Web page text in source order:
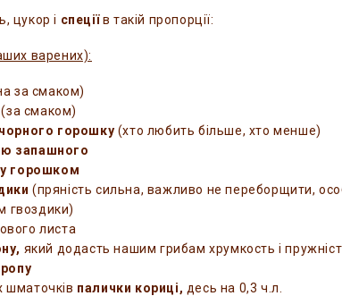
цукор і спеціїв такій пропорції:
варених):
за смаком)
(за смаком)
горошку (хто любить більше, хто менше)
запашного
горошком
(пряність сильна, важливо не переборщити,
гвоздики)
листа
який додасть нашим грибам хрумкость і
шматочків палички кориці, десь на 0,3 ч.л.